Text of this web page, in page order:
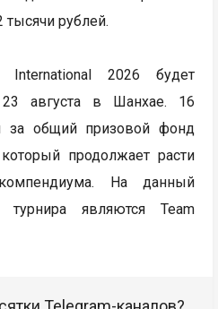
рублей.
2026 будет
августа в Шанхае. 16
за общий призовой фонд
продолжает расти
На данный
являются Team